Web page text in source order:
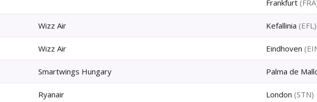
Frankfurt (FRA
Wizz Air Kefallinia (EFL)
Wizz Air Eindhoven (
Smartwings Hungary Palma de
Ryanair London (STN)